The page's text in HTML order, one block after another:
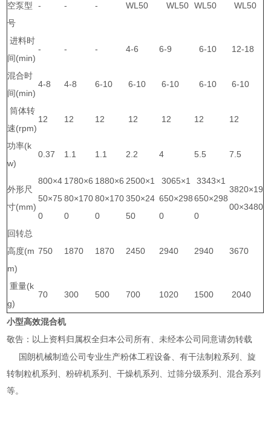
空泵型
号
- - - WL50 WL50 WL50 WL50
进料时
间(min)
- - - 4-6 6-9 6-10 12-18
混合时
间(min)
4-8 4-8 6-10 6-10 6-10 6-10 6-10
筒体转
速(rpm)
12 12 12 12 12 12 12
功率(k
w)
0.37 1.1 1.1 2.2 4 5.5 7.5
外形尺
寸(mm)
800×4
50×75
0
1780×6
80×170
0
1880×6
80×170
0
2500×1
350×24
50
3065×1
650×298
0
3343×1
650×298
0
3820×19
00×3480
回转总
高度(m
m)
750 1870 1870 2450 2940 2940 3670
重量(k
g)
70 300 500 700 1020 1500 2040
小型高效混合机
敬告：以上资料归属权全归本公司所有、未经本公司同意请勿转载
国朗机械制造公司专业生产粉体工程设备、有干法制粒系列、旋
转制粒机系列、粉碎机系列、干燥机系列、过筛分级系列、混合系列
等。